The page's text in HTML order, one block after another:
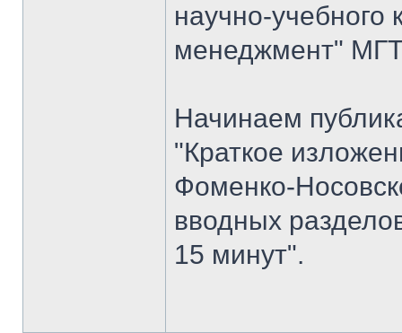
научно-
менеджмент"
Начинаем
"Краткое
Фоменко-
вводных
15 минут".